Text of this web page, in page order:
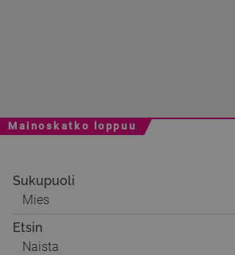
Mainoskatko loppuu
Sukupuoli
Mies
Etsin
Naista